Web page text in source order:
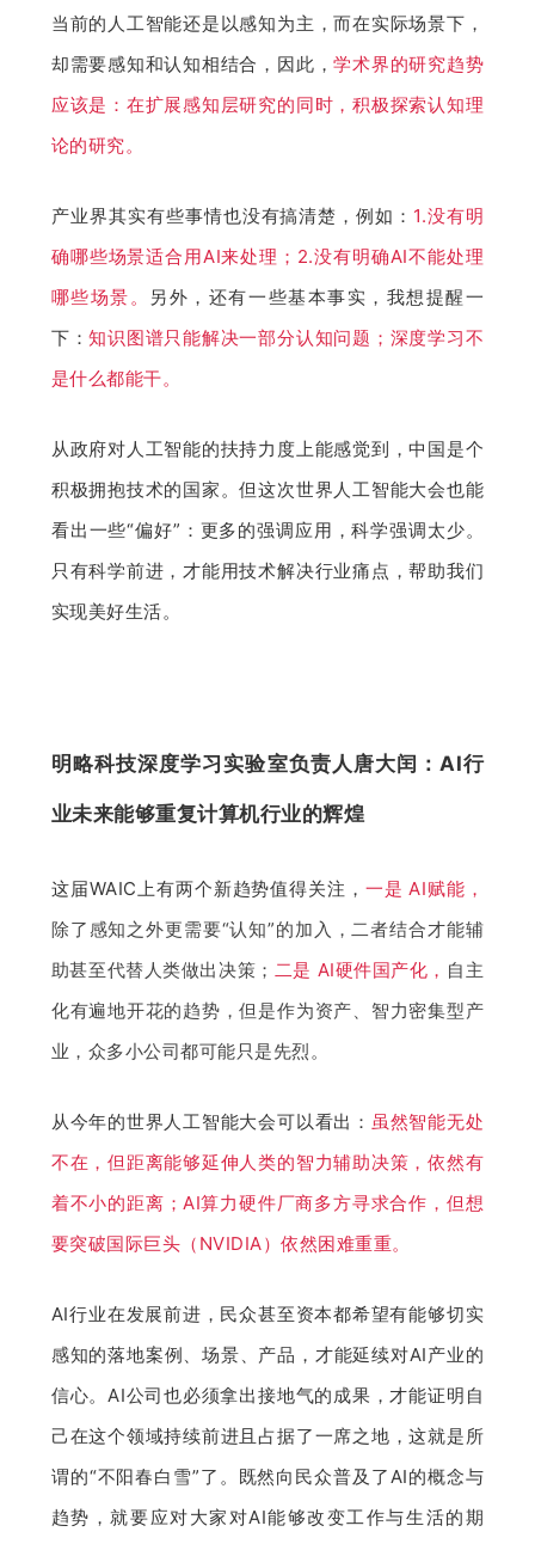
当前的人工智能还是以感知为主，而在实际场景下，
却需要感知和认知相结合，因此，学术界的研究趋势
应该是：在扩展感知层研究的同时，积极探索认知理
论的研究。
产业界其实有些事情也没有搞清楚，例如： 1.没有明
确哪些场景适合用AI来处理；2.没有明确AI不能处理
哪些场景。 另外，还有一些基本事实，我想提醒一
下：知识图谱只能解决一部分认知问题；深度学习不
是什么都能干。
从政府对人工智能的扶持力度上能感觉到，中国是个
积极拥抱技术的国家。但这次世界人工智能大会也能
看出一些“偏好”：更多的强调应用，科学强调太少。
只有科学前进，才能用技术解决行业痛点，帮助我们
实现美好生活。
明略科技深度学习实验室负责人唐大闰：AI行
业未来能够重复计算机行业的辉煌
这届WAIC上有两个新趋势值得关注， 一是 AI赋能，
除了感知之外更需要“认知”的加入，二者结合才能辅
助甚至代替人类做出决策； 二是 AI硬件国产化， 自主
化有遍地开花的趋势，但是作为资产、智力密集型产
业，众多小公司都可能只是先烈。
从今年的世界人工智能大会可以看出： 虽然智能无处
不在，但距离能够延伸人类的智力辅助决策，依然有
着不小的距离；AI算力硬件厂商多方寻求合作，但想
要突破国际巨头（NVIDIA）依然困难重重。
AI行业在发展前进，民众甚至资本都希望有能够切实
感知的落地案例、场景、产品，才能延续对AI产业的
信心。AI公司也必须拿出接地气的成果，才能证明自
己在这个领域持续前进且占据了一席之地，这就是所
谓的“不阳春白雪”了。既然向民众普及了AI的概念与
趋势，就要应对大家对AI能够改变工作与生活的期